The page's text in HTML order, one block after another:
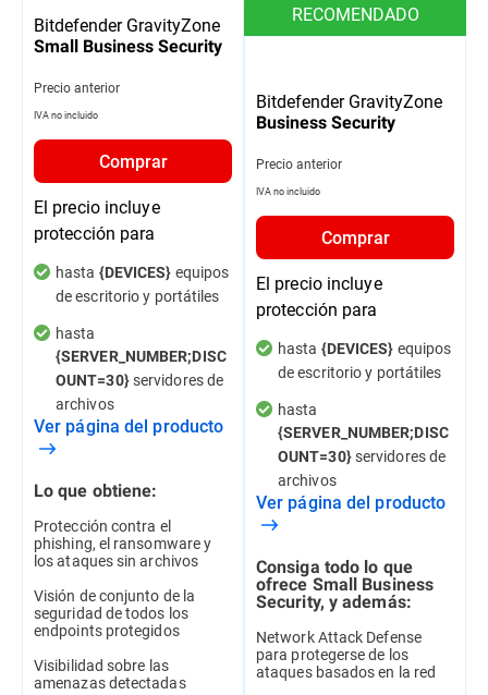
Bitdefender GravityZone
Small Business Security
Precio anterior
IVA no incluido
Comprar
El precio incluye
protección para
hasta {DEVICES} equipos
de escritorio y portátiles
hasta
{SERVER_NUMBER;DISC
OUNT=30}servidores de
archivos
Ver página del producto
Lo que obtiene:
Protección contra el
phishing, el ransomware y
los ataques sin archivos
Visión de conjunto de la
seguridad de todos los
endpoints protegidos
Visibilidad sobre las
amenazas detectadas
RECOMENDADO
Bitdefender GravityZone
Business Security
Precio anterior
IVA no incluido
Comprar
El precio incluye
protección para
hasta {DEVICES} equipos
de escritorio y portátiles
hasta
{SERVER_NUMBER;DISC
OUNT=30}servidores de
archivos
Ver página del producto
Consiga todo lo que
ofrece Small Business
Security, y además:
Network Attack Defense
para protegerse de los
ataques basados en la red